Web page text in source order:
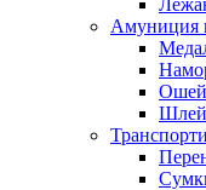
Амуниция